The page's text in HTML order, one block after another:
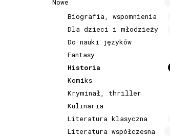
Nowe
Biografia, wspomnienia
Dla dzieci i młodzieży
Do nauki języków
Fantasy
Historia
Komiks
Kryminał, thriller
Kulinaria
Literatura klasyczna
Literatura współczesna